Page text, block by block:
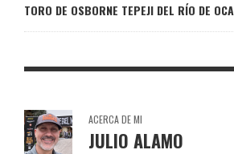
TORO DE OSBORNE TEPEJI DEL RÍO DE
ACERCA DE MI
JULIO ALAMO